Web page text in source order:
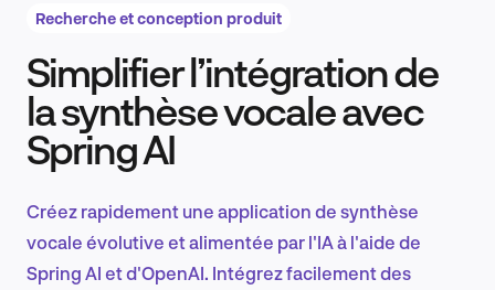
Recherche et conception produit
Recherche et conception produit
Simplifier l’intégration de
la synthèse vocale avec
Spring AI
Créez rapidement une application de synthèse
vocale évolutive et alimentée par l'IA à l'aide de
Spring AI et d'OpenAI. Intégrez facilement des